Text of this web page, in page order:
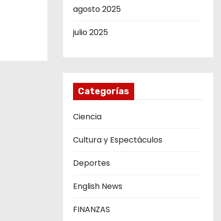
agosto 2025
julio 2025
Categorías
Ciencia
Cultura y Espectáculos
Deportes
English News
FINANZAS